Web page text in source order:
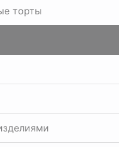
торты